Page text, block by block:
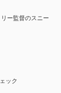
ー監督のスニー
ック